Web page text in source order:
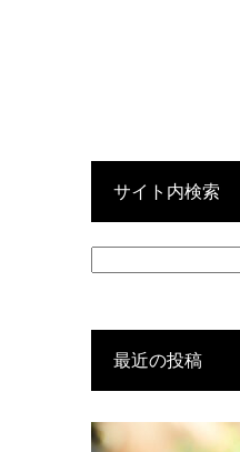
サイト内検索
最近の投稿